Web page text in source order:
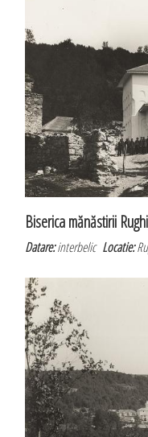
Biserica mănăstirii
Datare:interbelicLocatie: